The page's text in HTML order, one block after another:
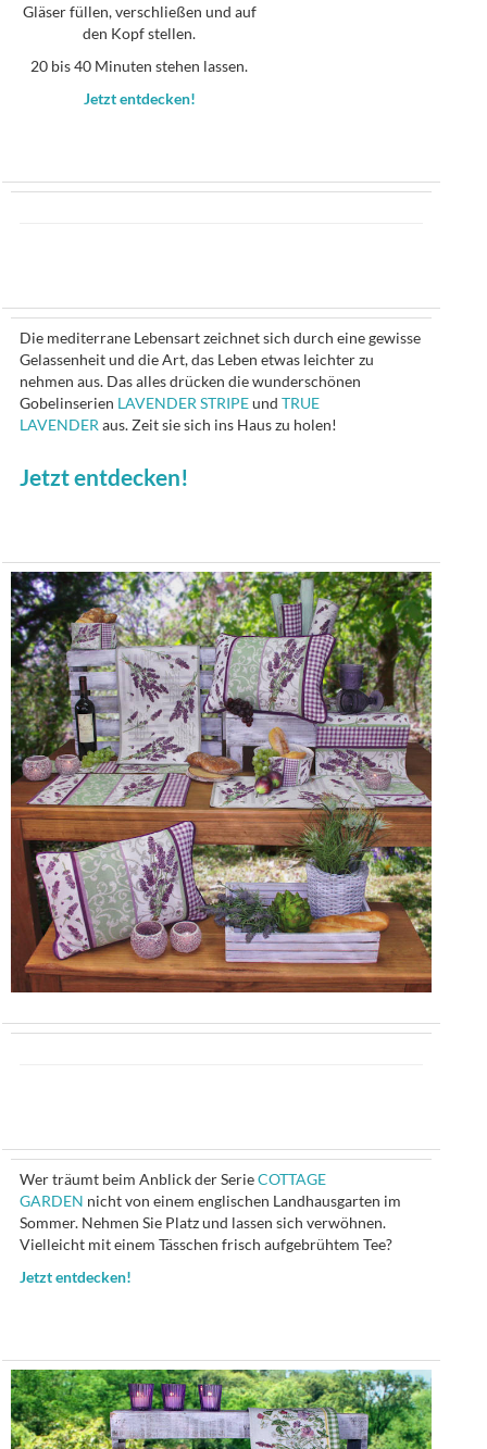
Gläser füllen, verschließen und auf
den Kopf stellen.
20 bis 40 Minuten stehen lassen.
Jetzt entdecken!
Die mediterrane Lebensart zeichnet sich durch eine gewisse
Gelassenheit und die Art, das Leben etwas leichter zu
nehmen aus. Das alles drücken die wunderschönen
Gobelinserien LAVENDER STRIPEundTRUE
LAVENDER aus. Zeit sie sich ins Haus zu holen!
Jetzt entdecken!
Wer träumt beim Anblick der SerieCOTTAGE
GARDEN nicht von einem englischen Landhausgarten im
Sommer. Nehmen Sie Platz und lassen sich verwöhnen.
Vielleicht mit einem Tässchen frisch aufgebrühtem Tee?
Jetzt entdecken!